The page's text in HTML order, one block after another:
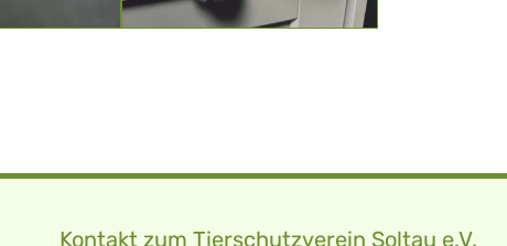
Kontakt zum Tierschutzverein Soltau e.V.